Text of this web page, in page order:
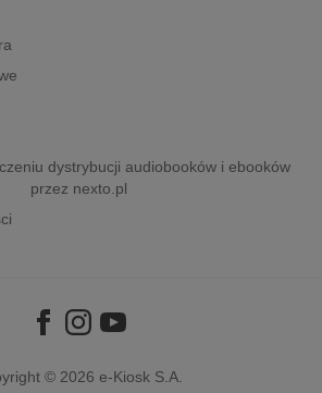
dystrybucji audiobooków i ebooków
przez nexto.pl
© 2026 e-Kiosk S.A.